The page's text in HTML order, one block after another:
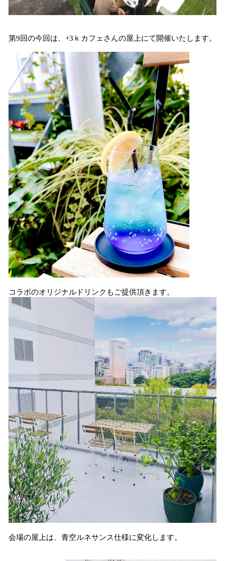
第9回の今回は、+3ｋカフェさんの屋上にて開催いたします。
コラボのオリジナルドリンクもご提供頂きます。
会場の屋上は、青空ルネサンス仕様に変化します。